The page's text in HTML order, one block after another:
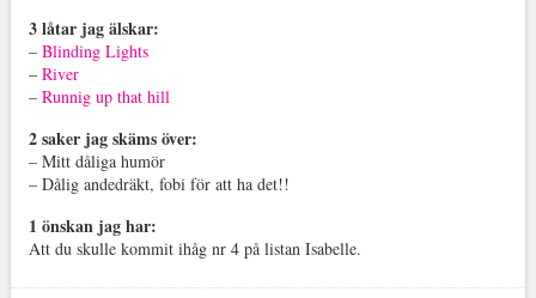
3 låtar jag älskar:
– Blinding Lights
– River
– Runnig up that hill
2 saker jag skäms över:
– Mitt dåliga humör
– Dålig andedräkt, fobi för att ha det!!
1 önskan jag har:
Att du skulle kommit ihåg nr 4 på listan Isabelle.